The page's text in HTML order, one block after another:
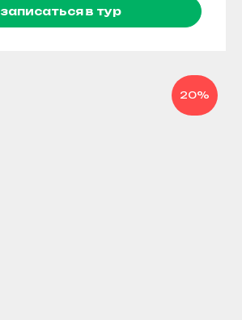
записаться в тур
20%